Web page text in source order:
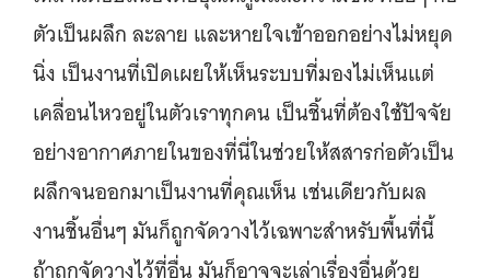
ตัวเป็นผลึก ละลาย และหายใจเข้าออกอย่างไม่หยุด
นิ่ง เป็นงานที่เปิดเผยให้เห็นระบบที่มองไม่เห็นแต่
เคลื่อนไหวอยู่ในตัวเราทุกคน เป็นชิ้นที่ต้องใช้ปัจจัย
อย่างอากาศภายในของที่นี่ในช่วยให้สสารก่อตัวเป็น
ผลึกจนออกมาเป็นงานที่คุณเห็น เช่นเดียวกับผล
งานชิ้นอื่นๆ มันก็ถูกจัดวางไว้เฉพาะสำหรับพื้นที่นี้